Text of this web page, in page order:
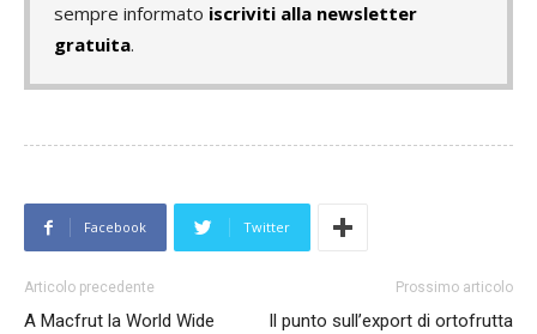
sempre informato iscriviti alla newsletter
gratuita.
Facebook Twitter
Articolo precedente
A Macfrut la World Wide
Prossimo articolo
Il punto sull’export di ortofrutta